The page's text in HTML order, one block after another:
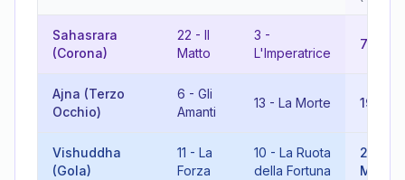
Sahasrara
(Corona)
22 - Il
Matto
3 -
L'Imperatrice
7
Ajna (Terzo
Occhio)
6 - Gli
Amanti
13 - La Morte 19
Vishuddha
(Gola)
11 - La
Forza
10 - La Ruota
della Fortuna
21
Mondo